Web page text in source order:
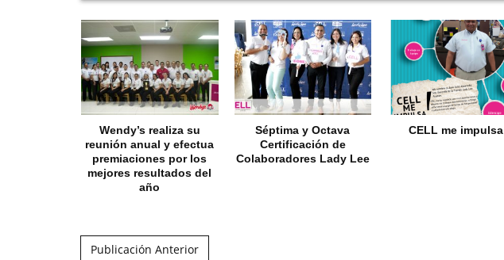
Wendy’s realiza su
reunión anual y efectua
premiaciones por los
mejores resultados del
año
Séptima y Octava
Certificación de
Colaboradores Lady Lee
CELL me impulsa
Publicación Anterior